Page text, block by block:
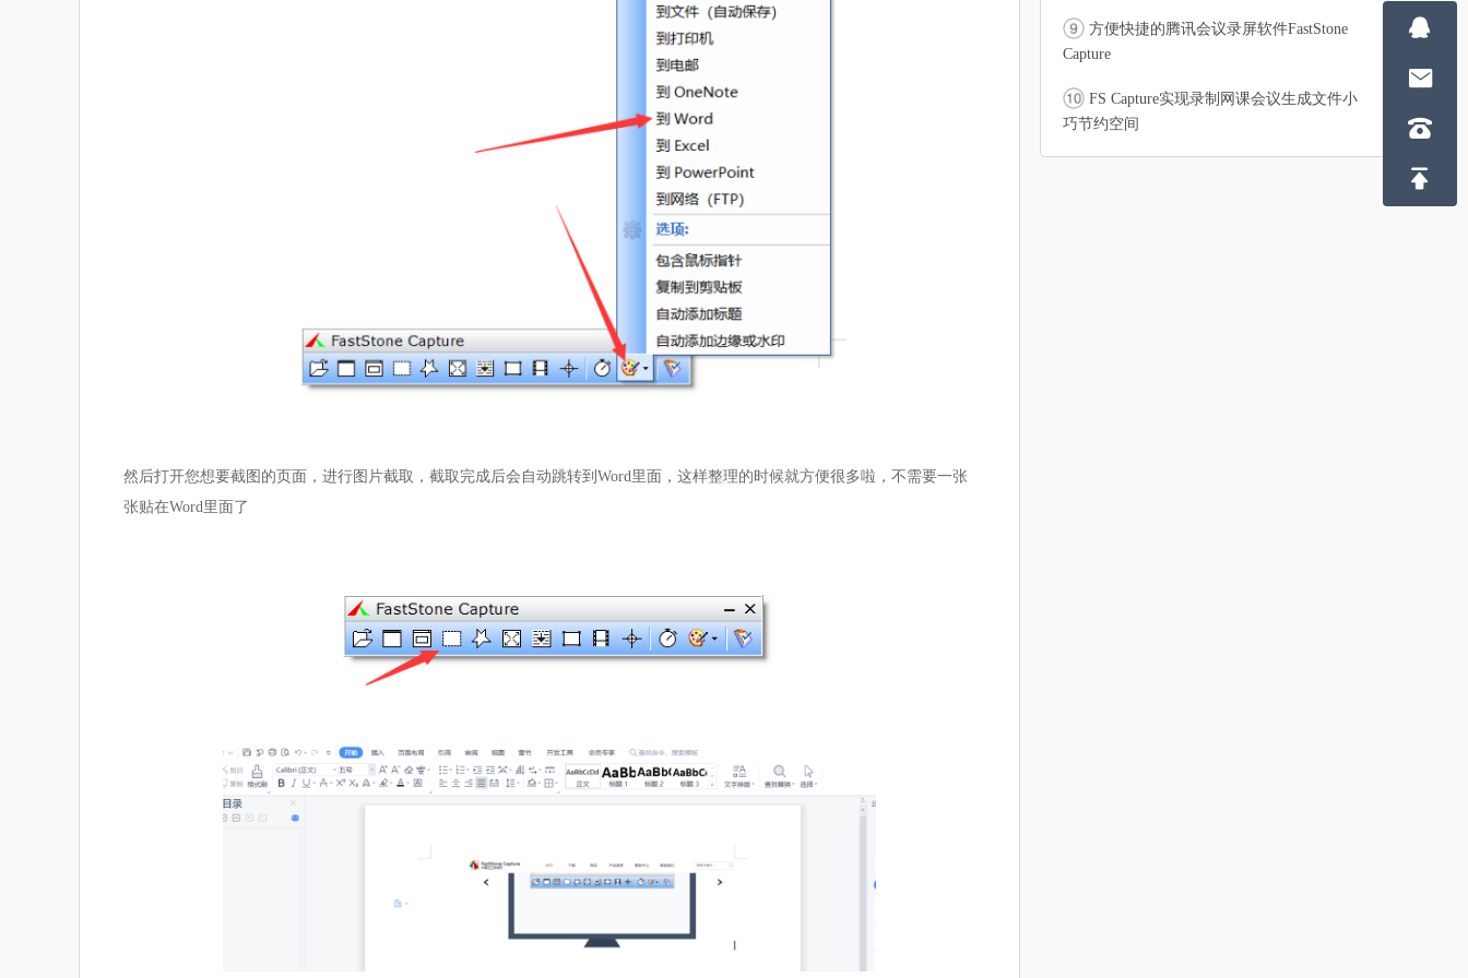
然后打开您想要截图的页面，进行图片截取，截取完成后会自动跳转到Word里面，这样整理的时候就方便很多啦，不需要一张
张贴在Word里面了
方便快捷的腾讯会议录屏软件FastStone
Capture
FS Capture实现录制网课会议生成文件小
巧节约空间



